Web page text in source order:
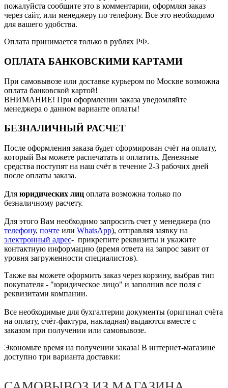
пожалуйста сообщите это в комментарии, оформляя заказ
через сайт, или менеджеру по телефону. Все это необходимо
для вашего удобства.
Оплата принимается только в рублях РФ.
ОПЛАТА БАНКОВСКИМИ КАРТАМИ
При самовывозе или доставке курьером по Москве возможна
оплата банковской картой!
ВНИМАНИЕ! При оформлении заказа уведомляйте
менеджера о данном варианте оплаты!
БЕЗНАЛИЧНЫЙ РАСЧЕТ
После оформления заказа будет сформирован счёт на оплату,
который Вы можете распечатать и оплатить. Денежные
средства поступят на наш счёт в течение 2-3 рабочих дней
после оплаты заказа.
Для юридических лиц оплата возможна только по
безналичному расчету.
Для этого Вам необходимо запросить счет у менеджера (по
телефону, почте или WhatsApp), отправляя заявку на
электронный адрес- прикрепите реквизиты и укажите
контактную информацию (время ответа на запрос завит от
уровня загруженности специалистов).
Также вы можете оформить заказ через корзину, выбрав тип
покупателя - "юридическое лицо" и заполнив все поля с
реквизитами компании.
Все необходимые для бухгалтерии документы (оригинал счёта
на оплату, счёт-фактура, накладная) выдаются вместе с
заказом при получении или самовывозе.
Экономьте время на получении заказа! В интернет-магазине
доступно три варианта доставки: